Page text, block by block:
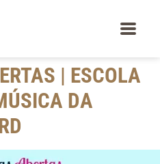
| ESCOLA
DA